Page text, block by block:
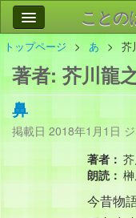
ことの
作
会
お
トップページ あ 芥
著者:芥川龍
鼻
掲載日 2018年1月1日
著者：
朗読：
今昔物